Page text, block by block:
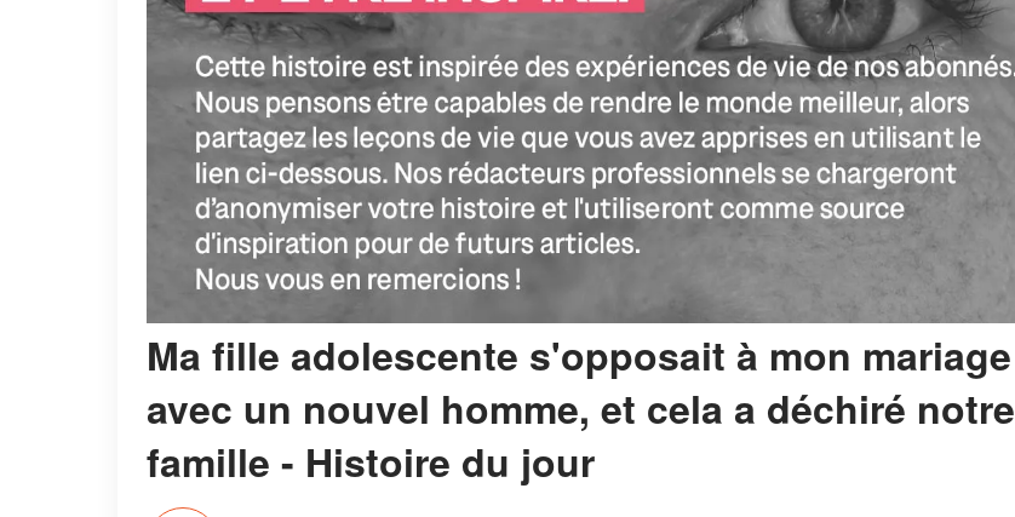
Ma fille adolescente s'opposait à mon mariage
avec un nouvel homme, et cela a déchiré notre
famille - Histoire du jour